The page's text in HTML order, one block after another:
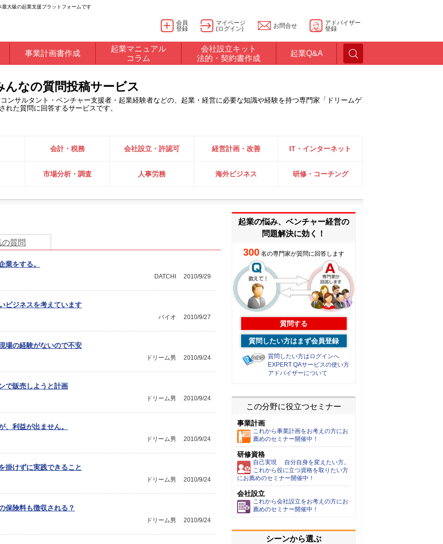
大級の起業支援プラットフォームです
会員
登録
マイページ
(ログイン)
お問合せ
アドバイザー
登録
事業計画書作成
起業マニュアル
コラム
会社設立キット
法的・契約書作成
起業Q&A
なの質問投稿サービス
ンサルタント・ベンチャー支援者・起業経験者などの、起業・経営に必要な知識や経験を持つ専門家「ドリームゲ
れた質問に回答するサービスです。
会計・税務 会社設立・許認可 経営計画・改善 IT・インターネット
市場分析・調査 人事労務 海外ビジネス 研修・コーチング
の質問
業をする。
2010/9/29
DATCHI
ビジネスを考えています
2010/9/27
バイオ
場の経験がないので不安
2010/9/24
ドリーム男
で販売しようと計画
2010/9/24
ドリーム男
、利益が出ません。
2010/9/24
ドリーム男
掛けずに実践できること
2010/9/24
ドリーム男
保険料も徴収される？
2010/9/24
ドリーム男
起業の悩み、ベンチャー経営の
問題解決に効く！
300 名の専門家が質問に回答します
質問する
質問したい方はまず会員登録
質問したい方はログインへ
EXPERT QAサービスの使い方
アドバイザーについて
この分野に役立つセミナー
事業計画
これから事業計画をお考えの方にお
薦めのセミナー開催中！
研修資格
自己実現 自分自身を変えたい方。
これから役に立つ資格を取りたい方
にお薦めのセミナー開催中！
会社設立
これから会社設立をお考えの方にお
薦めのセミナー開催中！
シーンから選ぶ